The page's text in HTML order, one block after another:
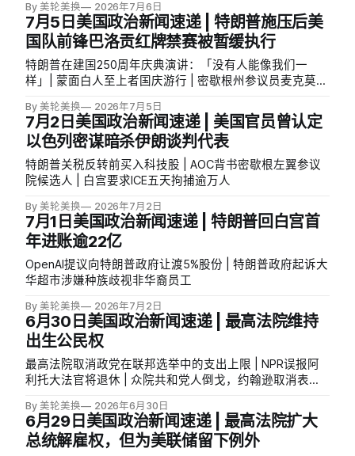
By 美轮美换 2026年7月6日
7月5日美国政治新闻速递 | 特朗普施压后美
国队前锋巴洛贡红牌禁赛被暂缓执行
特朗普在建国250周年庆典演讲：「没有人能像我们一
样」| 蒙面白人至上者国庆游行 | 密歇根州参议员麦克莫罗
By 美轮美换 2026年7月5日
7月2日美国政治新闻速递 | 美国官员曾认定
以色列密谋暗杀伊朗谈判代表
特朗普关税反转前买入科技股 | AOC背书密歇根左翼参议
院候选人 | 白宫要求ICE五天拘捕逾万人
By 美轮美换 2026年7月2日
7月1日美国政治新闻速递 | 特朗普回白宫首
年进账逾22亿
OpenAI提议向特朗普政府让渡5%股份 | 特朗普政府起诉大
华超市涉嫌种族歧视非华裔员工
By 美轮美换 2026年7月2日
6月30日美国政治新闻速递 | 最高法院维持
出生公民权
最高法院取消政党在联邦选举中的支出上限 | NPR误报阿
利托大法官将退休 | 众院共和党人倒戈，约翰逊取消表决
By 美轮美换 2026年6月30日
6月29日美国政治新闻速递 | 最高法院扩大
总统解雇权，但为美联储留下例外